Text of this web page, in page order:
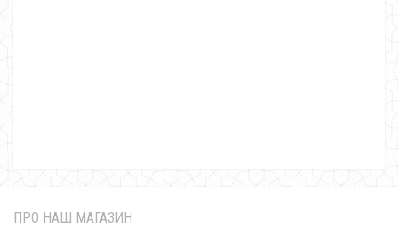
ПРО НАШ МАГАЗИН